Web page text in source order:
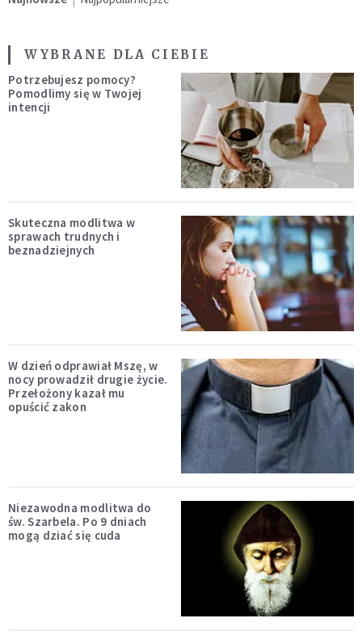
WYBRANE DLA CIEBIE
Potrzebujesz pomocy?
Pomodlimy się w Twojej
intencji
Skuteczna modlitwa w
sprawach trudnych i
beznadziejnych
W dzień odprawiał Mszę, w
nocy prowadził drugie życie.
Przełożony kazał mu
opuścić zakon
Niezawodna modlitwa do
św. Szarbela. Po 9 dniach
mogą dziać się cuda